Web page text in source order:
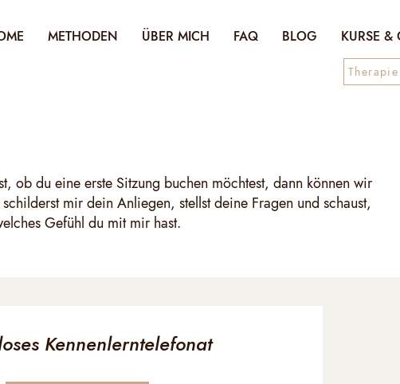
METHODEN ÜBER MICH FAQ BLOG KURSE &
ob du eine erste Sitzung buchen möchtest, dann können wir
mir dein Anliegen, stellst deine Fragen und schaust,
Gefühl du mit mir hast.
Kennenlerntelefonat